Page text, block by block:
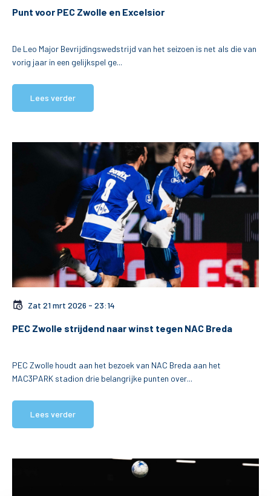
Punt voor PEC Zwolle en Excelsior
De Leo Major Bevrijdingswedstrijd van het seizoen is net als die van
vorig jaar in een gelijkspel ge...
Lees verder
Zat 21 mrt 2026 - 23:14
PEC Zwolle strijdend naar winst tegen NAC Breda
PEC Zwolle houdt aan het bezoek van NAC Breda aan het
MAC3PARK stadion drie belangrijke punten over...
Lees verder